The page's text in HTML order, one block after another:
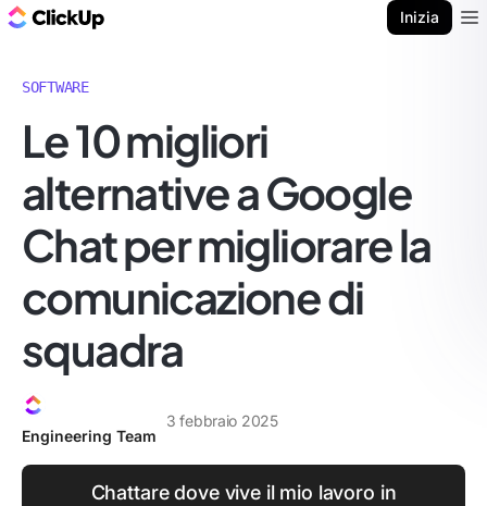
Inizia
SOFTWARE
Le 10 migliori
alternative a Google
Chat per migliorare la
comunicazione di
squadra
Engineering Team
3 febbraio 2025
Chattare dove vive il mio lavoro in